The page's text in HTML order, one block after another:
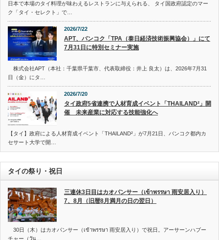
日本で本場のタイ料理が味わえるレストランに与えられる、 タイ国政府認定のマー
ク「タイ・セレクト」で…
2026/7/22
APT、バンコク「TPA（泰日経済技術振興協会）」にて
7月31日に特別セミナー実施
株式会社APT（本社：千葉県千葉市、代表取締役：井上 良太）は、2026年7月31
日（金）にタ…
2026/7/20
タイ政府5省連携で人材育成イベント「THAILAND²」開
催 未来産業に対応する技能強化へ
【タイ】政府による人材育成イベント「THAILAND²」が7月21日、バンコク都内カ
セサート大学で開…
タイの祭り・祝日
三連休3日目はカオパンサー（เข้าพรรษา 雨安居入り）
7、8月（旧暦8月満月の日の翌日）
30日（木）はカオパンサー（เข้าพรรษา 雨安居入り）で祝日。アーサーンハブー
チャー（วัน…